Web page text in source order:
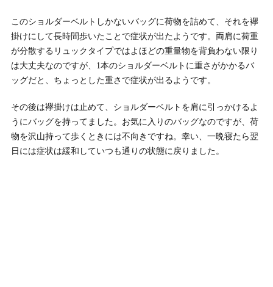
このショルダーベルトしかないバッグに荷物を詰めて、それを襷
掛けにして長時間歩いたことで症状が出たようです。両肩に荷重
が分散するリュックタイプではよほどの重量物を背負わない限り
は大丈夫なのですが、1本のショルダーベルトに重さがかかるバ
ッグだと、ちょっとした重さで症状が出るようです。
その後は襷掛けは止めて、ショルダーベルトを肩に引っかけるよ
うにバッグを持ってました。お気に入りのバッグなのですが、荷
物を沢山持って歩くときには不向きですね。幸い、一晩寝たら翌
日には症状は緩和していつも通りの状態に戻りました。